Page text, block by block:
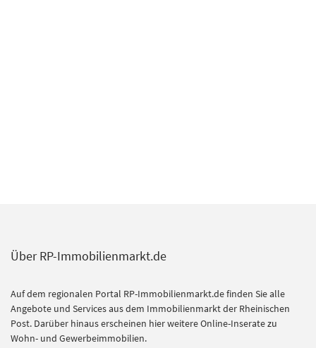
Über RP-Immobilienmarkt.de
Auf dem regionalen Portal RP-Immobilienmarkt.de finden Sie alle
Angebote und Services aus dem Immobilienmarkt der Rheinischen
Post. Darüber hinaus erscheinen hier weitere Online-Inserate zu
Wohn- und Gewerbeimmobilien.